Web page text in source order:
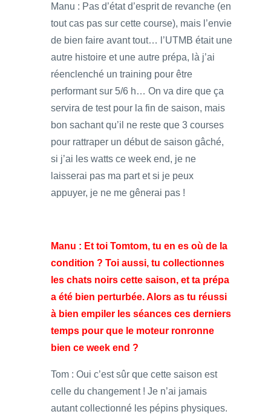
Manu : Pas d’état d’esprit de revanche (en
tout cas pas sur cette course), mais l’envie
de bien faire avant tout… l’UTMB était une
autre histoire et une autre prépa, là j’ai
réenclenché un training pour être
performant sur 5/6 h… On va dire que ça
servira de test pour la fin de saison, mais
bon sachant qu’il ne reste que 3 courses
pour rattraper un début de saison gâché,
si j’ai les watts ce week end, je ne
laisserai pas ma part et si je peux
appuyer, je ne me gênerai pas !
Manu : Et toi Tomtom, tu en es où de la
condition ? Toi aussi, tu collectionnes
les chats noirs cette saison, et ta prépa
a été bien perturbée. Alors as tu réussi
à bien empiler les séances ces derniers
temps pour que le moteur ronronne
bien ce week end ?
Tom : Oui c’est sûr que cette saison est
celle du changement ! Je n’ai jamais
autant collectionné les pépins physiques.